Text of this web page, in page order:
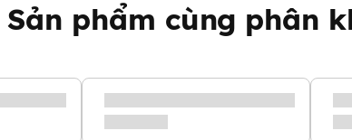
240 độ C, thời gian đo
Sản phẩm cùng phân